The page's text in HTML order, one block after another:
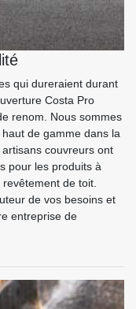
qui dureraient durant
Costa Pro
renom. Nous sommes
de gamme dans la
couvreurs ont
pour les produits à
de toit.
de vos besoins et
entreprise de